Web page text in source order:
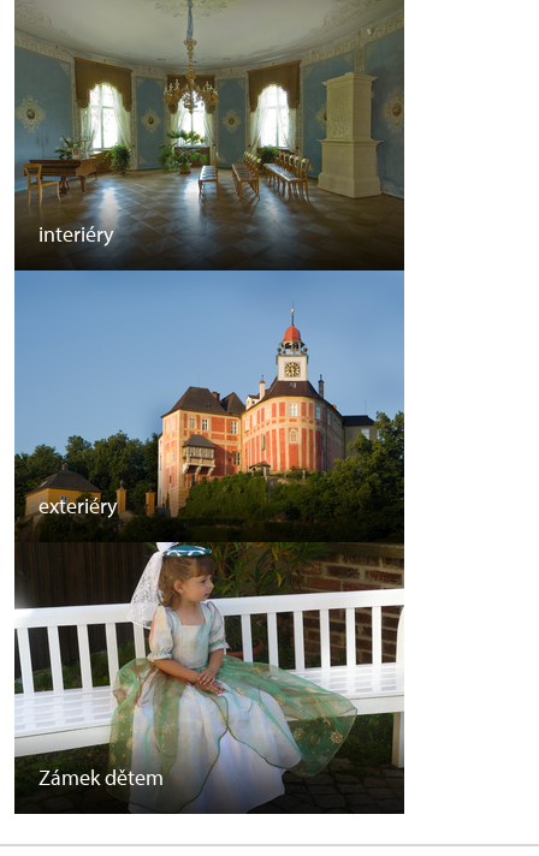
interiéry
exteriéry
Zámek dětem